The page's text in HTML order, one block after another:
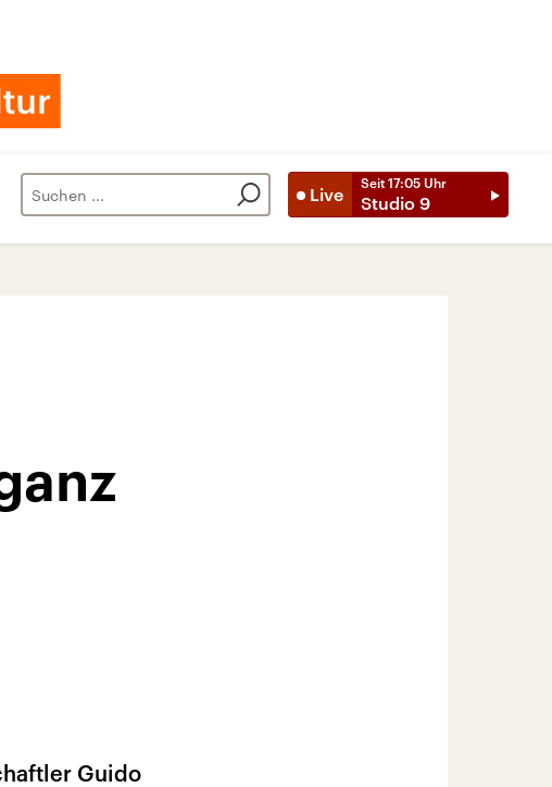
Live
Seit 17:05 Uhr
Studio 9
Guido